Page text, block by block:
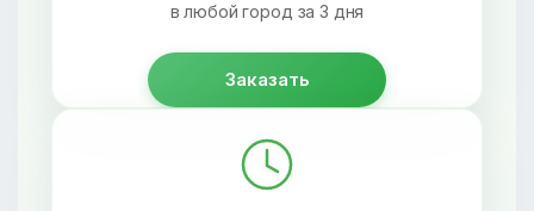
в любой город за 3 дня
Заказать